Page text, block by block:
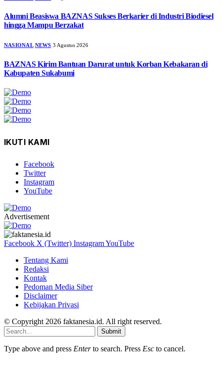
Alumni Beasiswa BAZNAS Sukses Berkarier di Industri Biodiesel
hingga Mampu Berzakat
NASIONAL NEWS 3 Agustus 2026
BAZNAS Kirim Bantuan Darurat untuk Korban Kebakaran di
Kabupaten Sukabumi
IKUTI KAMI
Facebook
Twitter
Instagram
YouTube
Advertisement
Facebook X (Twitter) InstagramYouTube
Tentang Kami
Redaksi
Kontak
Pedoman Media Siber
Disclaimer
Kebijakan Privasi
© Copyright 2026 faktanesia.id. All right reserved.
Submit
Type above and press Enterto search. Press Esc to cancel.